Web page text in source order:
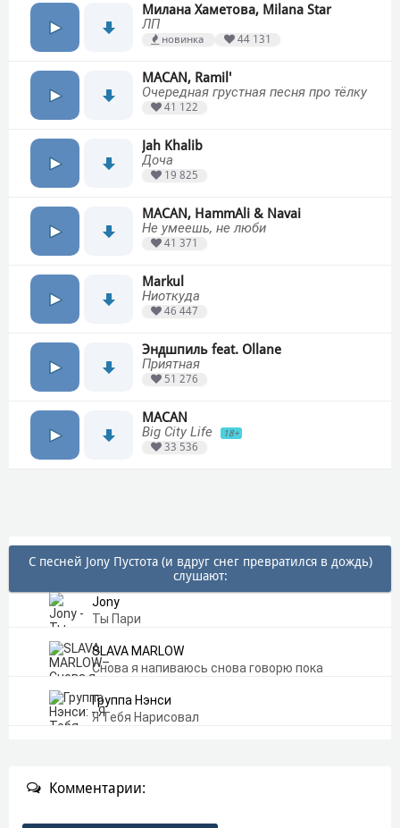
Милана Хаметова, Milana Star
ЛП
новинка 44 131
MACAN, Ramil'
Очередная грустная песня про тёлку
41 122
Jah Khalib
Доча
19 825
MACAN, HammAli & Navai
Не умеешь, не люби
41 371
Markul
Ниоткуда
46 447
Эндшпиль feat. Ollane
Приятная
51 276
MACAN
Big City Life
18+
33 536
С песней Jony Пустота (и вдруг снег превратился в дождь)
слушают:
Jony
Ты Пари
SLAVA MARLOW
Снова я напиваюсь снова говорю пока
Группа Нэнси
Я Тебя Нарисовал
Комментарии: